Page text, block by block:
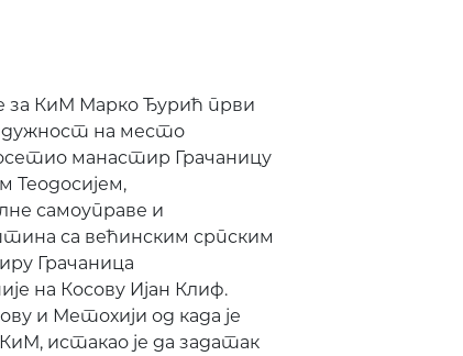
за КиМ Марко Ђурић први
дужност на место
манастир Грачаницу
Теодосијем,
самоуправе и
са већинским српским
Грачаница
на Косову Ијан Клиф.
и Метохији од када је
истакао је да задатак